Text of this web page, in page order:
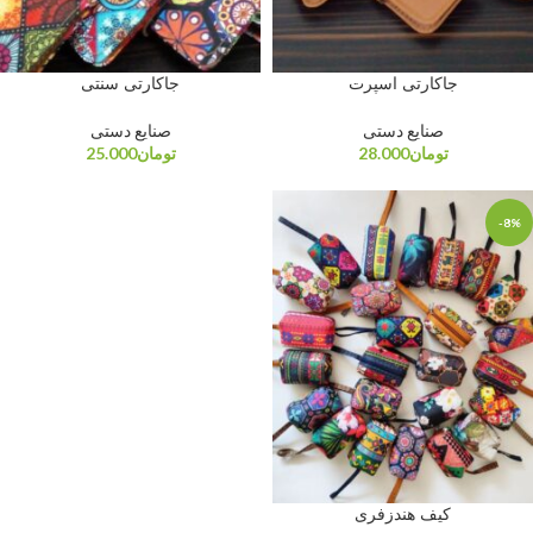
جاکارتی اسپرت
صنایع دستی
تومان28.000
جاکارتی سنتی
صنایع دستی
تومان25.000
-8%
کیف هندزفری